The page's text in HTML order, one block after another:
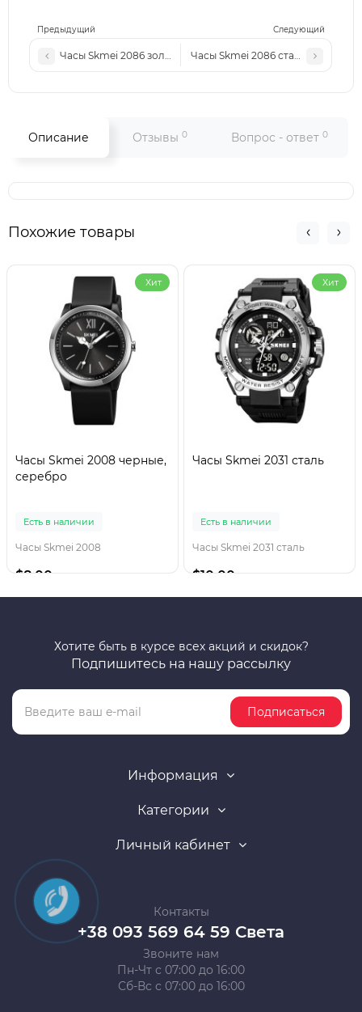
Предыдущий Следующий
Часы Skmei 2086 золото Часы Skmei 2086 сталь-черные
Описание Отзывы 0 Вопрос - ответ 0
Похожие товары
Хит
Часы Skmei 2008 черные,
серебро
Есть в наличии
Часы Skmei 2008
$8.00
Хит
Часы Skmei 2031 сталь
Есть в наличии
Часы Skmei 2031 сталь
$10.00
Хотите быть в курсе всех акций и скидок?
Подпишитесь на нашу рассылку
Подписаться
Информация
Категории
Личный кабинет
Контакты
+38 093 569 64 59 Света
Звоните нам
Пн-Чт с 07:00 до 16:00
Сб-Вс с 07:00 до 16:00